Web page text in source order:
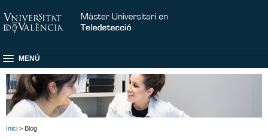
MENÚ
Inici > Blog